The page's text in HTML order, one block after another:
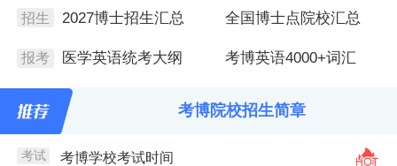
招生 2027博士招生汇总 全国博士点院校汇总
报考 医学英语统考大纲 考博英语4000+词汇
考博院校招生简章
考试 考博学校考试时间